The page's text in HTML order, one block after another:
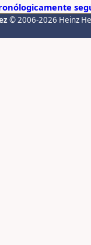
© 2006-2026 Heinz